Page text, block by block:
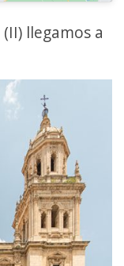
llegamos a